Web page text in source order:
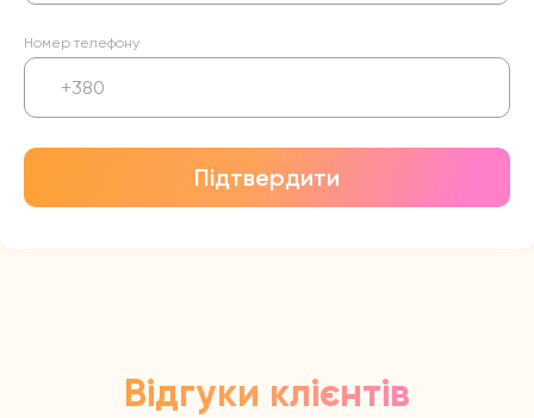
Номер телефону
Підтвердити
Відгуки клієнтів